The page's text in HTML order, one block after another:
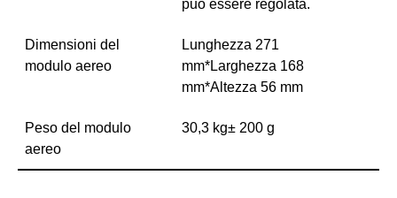
può essere regolata.
Dimensioni del
modulo aereo
Lunghezza 271
mm*Larghezza 168
mm*Altezza 56 mm
Peso del modulo
aereo
30,3 kg± 200 g